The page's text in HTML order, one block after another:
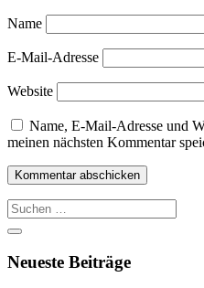
Name
E-Mail-Adresse
Website
Name, E-Mail-Adresse und
meinen nächsten Kommentar
Suche
nach:
Neueste Beiträge